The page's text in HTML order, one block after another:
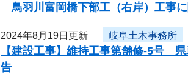
鳥羽川富岡橋下部工（右岸）工事
2024年8月19日更新 岐阜土木事務所
【建設工事】維持工事第舗修-5号
告